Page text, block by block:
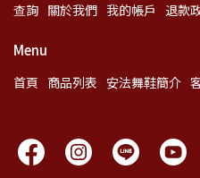
查詢 關於我們 我的帳戶 退款
Menu
首頁 商品列表 安法舞鞋簡介